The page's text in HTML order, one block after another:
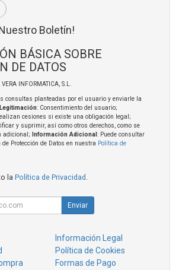
Boletín!
BÁSICA SOBRE
DE DATOS
INFORMATICA, S.L.
consultas planteadas por el usuario y enviarle la
Legitimación: Consentimiento del usuario;
cesiones si existe una obligación legal;
y suprimir, así como otros derechos, como se
adicional;
Información Adicional : Puede consultar
Protección de Datos en nuestra Política de
la Política de Privacidad
Enviar
Información Legal
Política de Cookies
Formas de Pago